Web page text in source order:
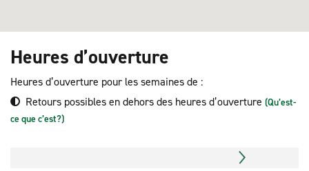
Heures d’ouverture
Heures d’ouverture pour les semaines de :
Retours possibles en dehors des heures d’ouverture (Qu’est-
ce que c’est?)